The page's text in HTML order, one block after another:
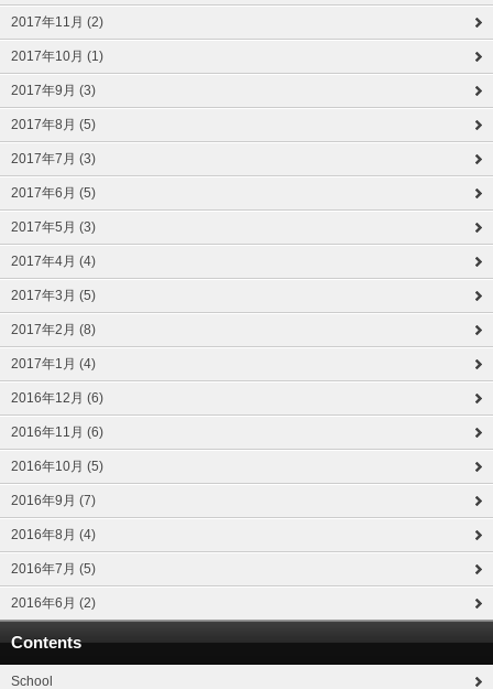
2017年11月 (2)
2017年10月 (1)
2017年9月 (3)
2017年8月 (5)
2017年7月 (3)
2017年6月 (5)
2017年5月 (3)
2017年4月 (4)
2017年3月 (5)
2017年2月 (8)
2017年1月 (4)
2016年12月 (6)
2016年11月 (6)
2016年10月 (5)
2016年9月 (7)
2016年8月 (4)
2016年7月 (5)
2016年6月 (2)
Contents
School